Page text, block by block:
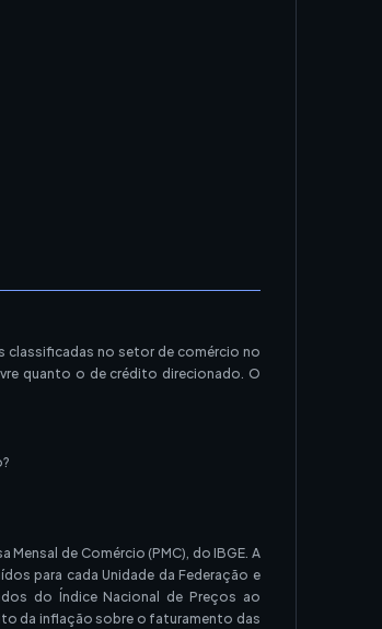
classificadas no setor de comércio no
quanto o de crédito direcionado. O
de Comércio (PMC), do IBGE. A
para cada Unidade da Federação e
do Índice Nacional de Preços ao
da inflação sobre o faturamento das